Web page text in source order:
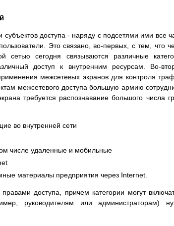
доступа - наряду с подсетями ими все
Это связано, во-первых, с тем, что
сетью сегодня связываются различные
доступ к внутренним ресурсам. Во-
межсетевых экранов для контроля
межсетевого доступа большую армию
требуется распознавание большого числа
во внутренней сети
числе удаленные и мобильные
материалы предприятия через Internet.
доступа, причем категории могут
руководителям или администраторам)